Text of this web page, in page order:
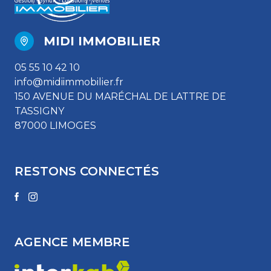
MIDI IMMOBILIER
05 55 10 42 10
info@midiimmobilier.fr
150 AVENUE DU MARÉCHAL DE LATTRE DE
TASSIGNY
87000 LIMOGES
RESTONS CONNECTÉS
AGENCE MEMBRE